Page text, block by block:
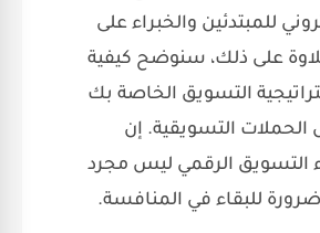
للمبتدئين والخبراء على
على ذلك، سنوضح كيفية
التسويق الخاصة بك
التسويقية. إن
التسويق الرقمي ليس مجرد
ضرورة للبقاء في المنافسة.